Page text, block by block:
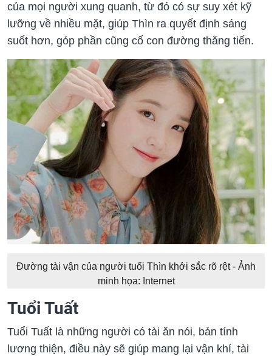
của mọi người xung quanh, từ đó có sự suy xét kỹ
lưỡng về nhiều mặt, giúp Thìn ra quyết định sáng
suốt hơn, góp phần cũng cố con đường thăng tiến.
Đường tài vận của người tuổi Thìn khởi sắc rõ rệt - Ảnh
minh họa: Internet
Tuổi Tuất
Tuổi Tuất là những người có tài ăn nói, bản tính
lương thiện, điều này sẽ giúp mang lại vận khí, tài